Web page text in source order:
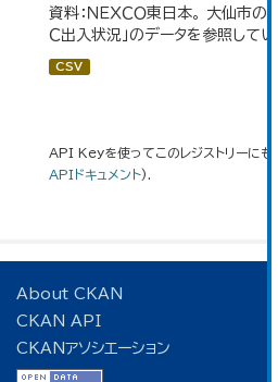
資料：ＮＥＸＣＯ東日本。 大仙市の
Ｃ出入状況」のデータを参照してい
CSV
API Keyを使ってこのレジストリーにも
APIドキュメント).
About CKAN
CKAN API
CKANアソシエーション